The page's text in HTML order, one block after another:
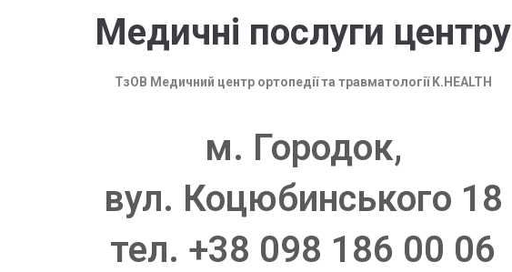
Медичні послуги центру
ТзОВ Медичний центр ортопедії та травматології K.HEALTH
м. Городок,
вул. Коцюбинського 18
тел. +38 098 186 00 06